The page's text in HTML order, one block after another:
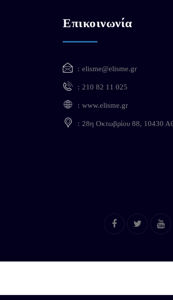
Επικοινωνία
elisme@elisme.gr
210 82 11 025
www.elisme.gr
28η Οκτωβρίου 88, 10430